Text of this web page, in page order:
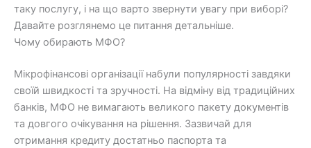
таку послугу, і на що варто звернути увагу при виборі?
Давайте розглянемо це питання детальніше.
Чому обирають МФО?
Мікрофінансові організації набули популярності завдяки
своїй швидкості та зручності. На відміну від традиційних
банків, МФО не вимагають великого пакету документів
та довгого очікування на рішення. Зазвичай для
отримання кредиту достатньо паспорта та